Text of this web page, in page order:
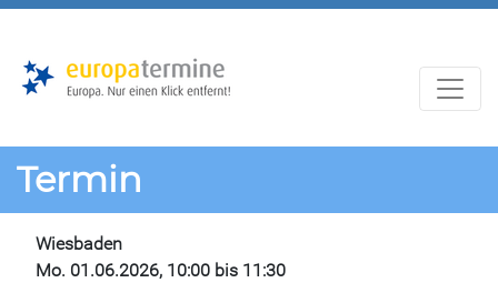
Termin
Wiesbaden
Mo. 01.06.2026, 10:00 bis 11:30